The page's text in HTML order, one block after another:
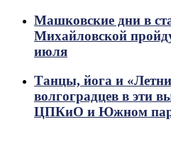
Машковские дни в
Михайловской
июля
Танцы, йога и
волгоградцев в эти
ЦПКиО и Южном